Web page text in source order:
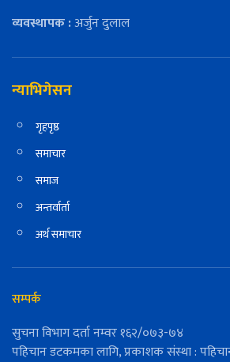
व्यवस्थापक :अर्जुन दुलाल
न्याभिगेसन
गृहपृष्ठ
समाचार
समाज
अन्तर्वार्ता
अर्थ समाचार
सम्पर्क
सुचना विभाग दर्ता नम्वर १६२/०७३-७४
पहिचान डटकमका लागि, प्रकाशक संस्था : पहिचान